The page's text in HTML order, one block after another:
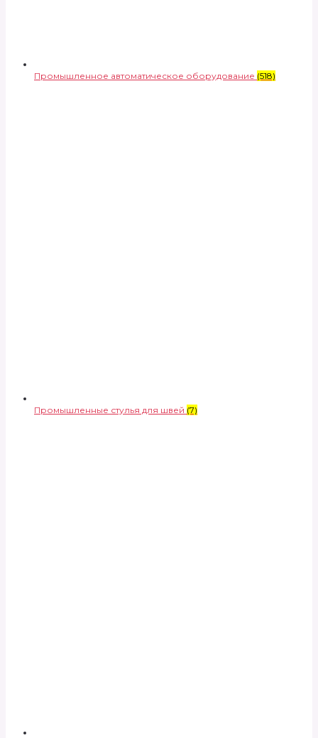
Промышленное автоматическое оборудование (518)
Промышленные стулья для швей (7)